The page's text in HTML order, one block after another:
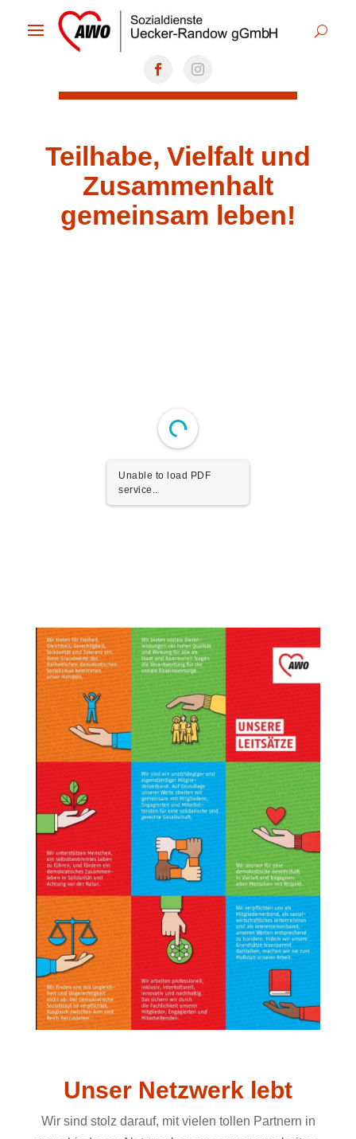
Teilhabe, Vielfalt und
Zusammenhalt
gemeinsam leben!
Unable to load PDF
service..
Unser Netzwerk lebt
Wir sind stolz darauf, mit vielen tollen Partnern in